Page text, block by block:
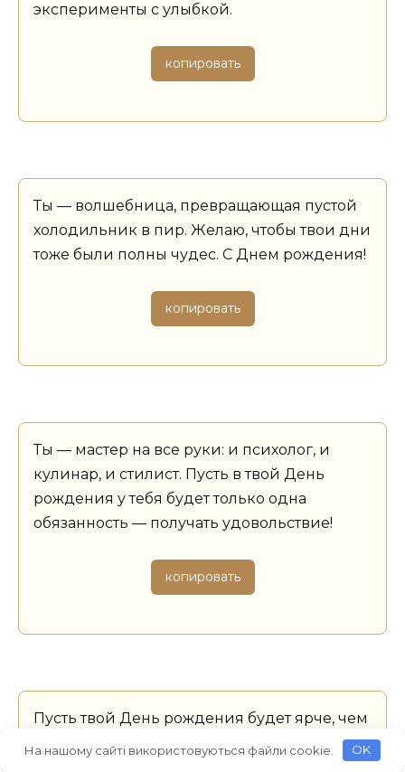
эксперименты с улыбкой.
копировать
Ты — волшебница, превращающая пустой
холодильник в пир. Желаю, чтобы твои дни
тоже были полны чудес. С Днем рождения!
копировать
Ты — мастер на все руки: и психолог, и
кулинар, и стилист. Пусть в твой День
рождения у тебя будет только одна
обязанность — получать удовольствие!
копировать
Пусть твой День рождения будет ярче, чем
мой школьный дневник с пятерками.
На нашому сайті використовуються файли cookie. OK